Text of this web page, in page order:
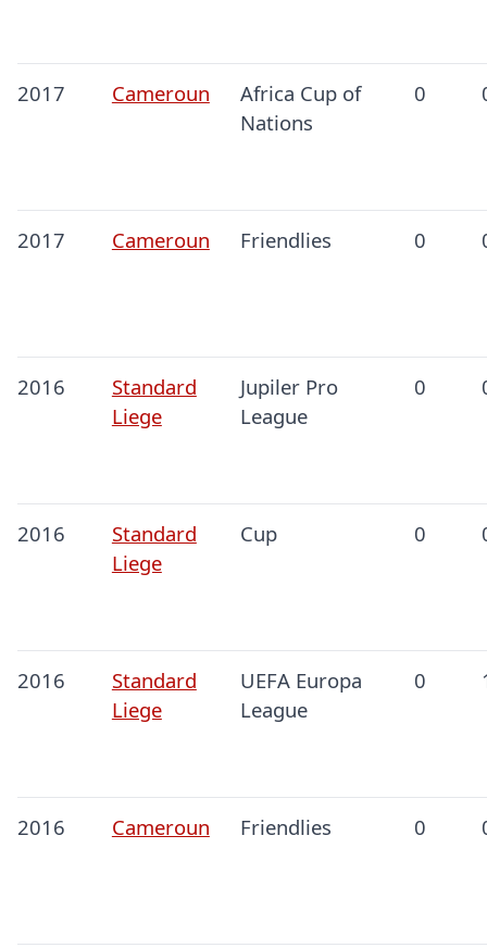
2017 Cameroun
Africa Cup of
Nations
0
2017 Cameroun Friendlies 0
2016
Standard
Liege
Jupiler Pro
League
0
2016
Standard
Liege
Cup 0
2016
Standard
Liege
UEFA Europa
League
0
2016 Cameroun Friendlies 0